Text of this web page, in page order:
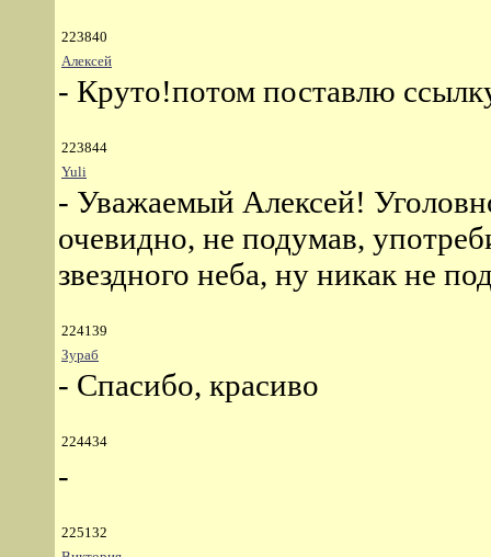
223840
Алексей
- Круто!потом поставлю
223844
Yuli
- Уважаемый Алексей!
очевидно, не подумав,
звездного неба, ну никак не
224139
Зураб
- Спасибо, красиво
224434
-
225132